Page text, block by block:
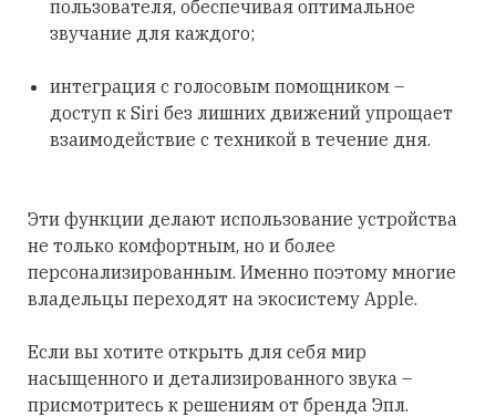
пользователя, обеспечивая оптимальное
звучание для каждого;
интеграция с голосовым помощником –
доступ к Siri без лишних движений упрощает
взаимодействие с техникой в течение дня.
Эти функции делают использование устройства
не только комфортным, но и более
персонализированным. Именно поэтому многие
владельцы переходят на экосистему Apple.
Если вы хотите открыть для себя мир
насыщенного и детализированного звука –
присмотритесь к решениям от бренда Эпл.